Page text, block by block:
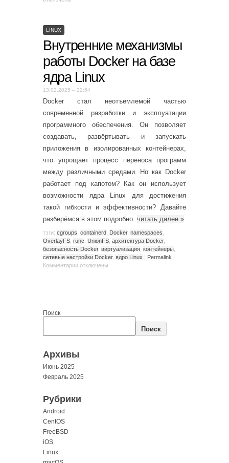
LINUX
Внутренние механизмы
работы Docker на базе
ядра Linux
13.02.2025 – 22:54
Docker стал неотъемлемой частью
современной разработки и эксплуатации
программного обеспечения. Он позволяет
создавать, развёртывать и запускать
приложения в изолированных контейнерах,
что упрощает процесс переноса программ
между различными средами. Но как Docker
работает под капотом? Как он использует
возможности ядра Linux для достижения
такой гибкости и эффективности? Давайте
разберёмся в этом подробно. читать далее »
тэги: cgroups containerd Docker, namespaces
OverlayFS runc UnionFS архитектура Docker,
безопасность Docker, виртуализация контейнеры
сетевые настройки Docker, ядро Linux | Permalink |
Комментарии отключены
Поиск
Поиск
Архивы
Июнь 2025
Февраль 2025
Рубрики
Android
CentOS
FreeBSD
iOS
Linux